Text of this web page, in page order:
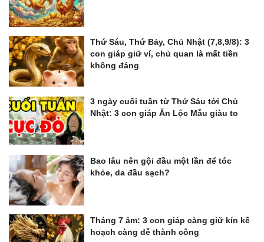
Thứ Sáu, Thứ Bảy, Chủ Nhật (7,8,9/8): 3
con giáp giữ ví, chủ quan là mất tiền
không đáng
3 ngày cuối tuần từ Thứ Sáu tới Chủ
Nhật: 3 con giáp Ăn Lộc Mẫu giàu to
Bao lâu nên gội đầu một lần để tóc
khỏe, da đầu sạch?
Tháng 7 âm: 3 con giáp càng giữ kín kế
hoạch càng dễ thành công